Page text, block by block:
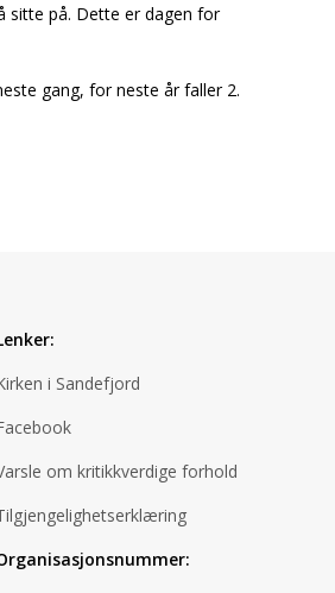
sitte på. Dette er dagen for
gang, for neste år faller 2.
i Sandefjord
om kritikkverdige forhold